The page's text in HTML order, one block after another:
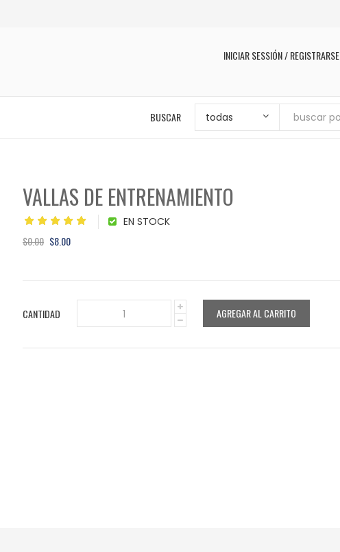
INICIAR SESSIÓN / REGISTRARSE
BUSCAR todas
VALLAS DE ENTRENAMIENTO
EN STOCK
$0.00 $8.00
CANTIDAD 1 AGREGAR AL CARRITO